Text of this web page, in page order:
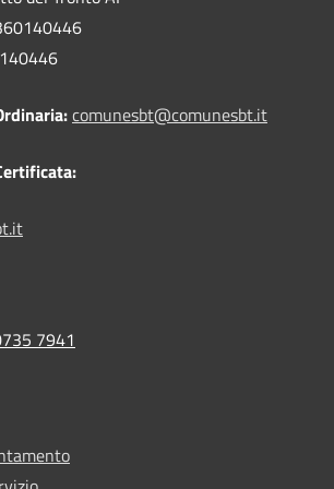
comunesbt@comunesbt.it
7941